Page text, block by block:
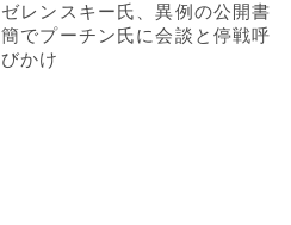
ゼレンスキー氏、異例の公開書
簡でプーチン氏に会談と停戦呼
びかけ